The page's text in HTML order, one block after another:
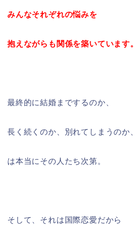
みんなそれぞれの悩みを
抱えながらも 関係を築いています。
最終的に結婚までするのか、
長く続くのか、別れてしまうのか、
は本当にその人たち次第。
そして、それは国際恋愛だから